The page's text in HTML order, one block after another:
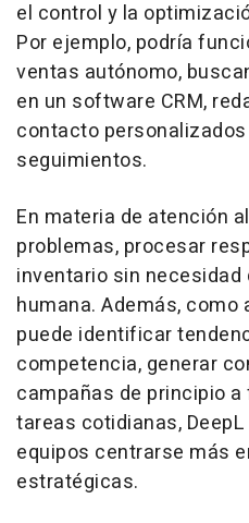
el control y la
Por ejemplo, podría
ventas autónomo,
en un software CRM,
contacto
seguimientos.
En materia de atención
problemas, procesar
inventario sin necesidad
humana. Además, como
puede identificar
competencia, generar
campañas de principio
tareas cotidianas,
equipos centrarse más
estratégicas.